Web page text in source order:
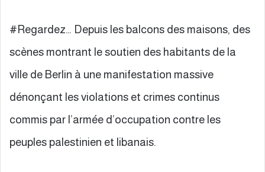
#Regardez… Depuis les balcons des maisons, des
scènes montrant le soutien des habitants de la
ville de Berlin à une manifestation massive
dénonçant les violations et crimes continus
commis par l’armée d’occupation contre les
peuples palestinien et libanais.